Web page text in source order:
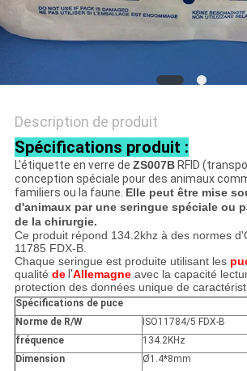
PRIVACY
Description de produit
Spécifications produit :
L'étiquette en verre de ZS007BRFID
conception spéciale pour des animaux
familiers ou la faune. Elle peut être mise
d'animaux par une seringue spéciale ou
de la chirurgie.
Ce produit répond 134.2khz à des normes
11785 FDX-B.
Chaque seringue est produite utilisant les
qualité del'Allemagneavec la capacité
protection des données unique de
Spécifications de puce
Norme de R/W
ISO11784/5 FDX-B
fréquence
134.2KHz
Dimension
Ø1.4*8mm